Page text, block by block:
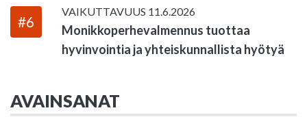
#6
VAIKUTTAVUUS 11.6.2026
Monikkoperhevalmennus tuottaa
hyvinvointia ja yhteiskunnallista hyötyä
AVAINSANAT